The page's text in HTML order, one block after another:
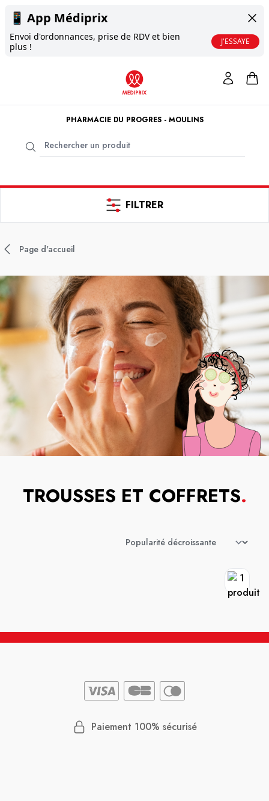
📱 App Médiprix
Envoi d'ordonnances, prise de RDV et bien
plus !
J'ESSAYE
PHARMACIE DU PROGRES - MOULINS
FILTRER
Page d'accueil
TROUSSES ET COFFRETS.
Paiement 100% sécurisé